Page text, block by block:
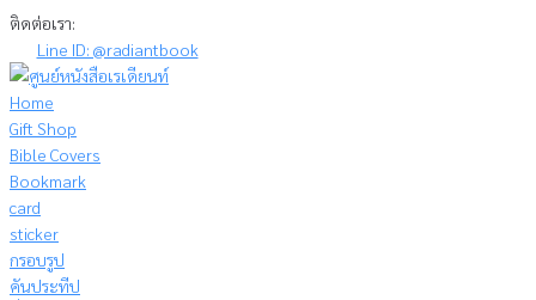
Skip
content
ติดต่อเรา:
Line ID: @radiantbook
Home
Gift Shop
Bible Covers
Bookmark
card
sticker
กรอบรูป
คันประทีป